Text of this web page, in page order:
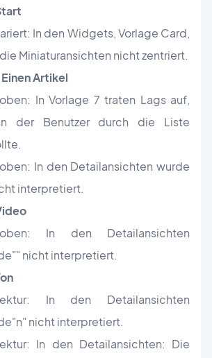
In den Widgets, Vorlage Card,
Miniaturansichten nicht zentriert.
Artikel
In Vorlage 7 traten Lags auf,
der Benutzer durch die Liste
In den Detailansichten wurde
interpretiert.
In den Detailansichten
"" nicht interpretiert.
In den Detailansichten
"n" nicht interpretiert.
In den Detailansichten: Die